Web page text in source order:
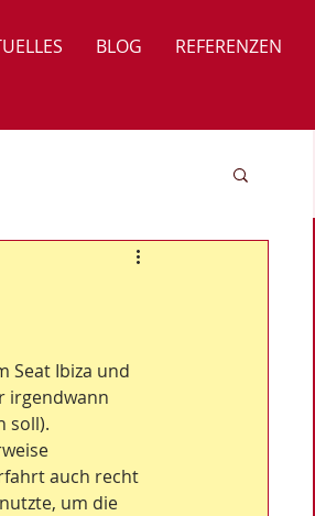
Seat Ibiza und
irgendwann
soll).
auch recht
um die
BLOG REFERENZEN